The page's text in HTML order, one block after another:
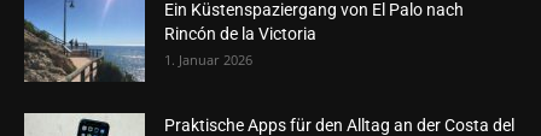
Ein Küstenspaziergang von El Palo nach
Rincón de la Victoria
1. Januar 2026
Praktische Apps für den Alltag an der Costa del